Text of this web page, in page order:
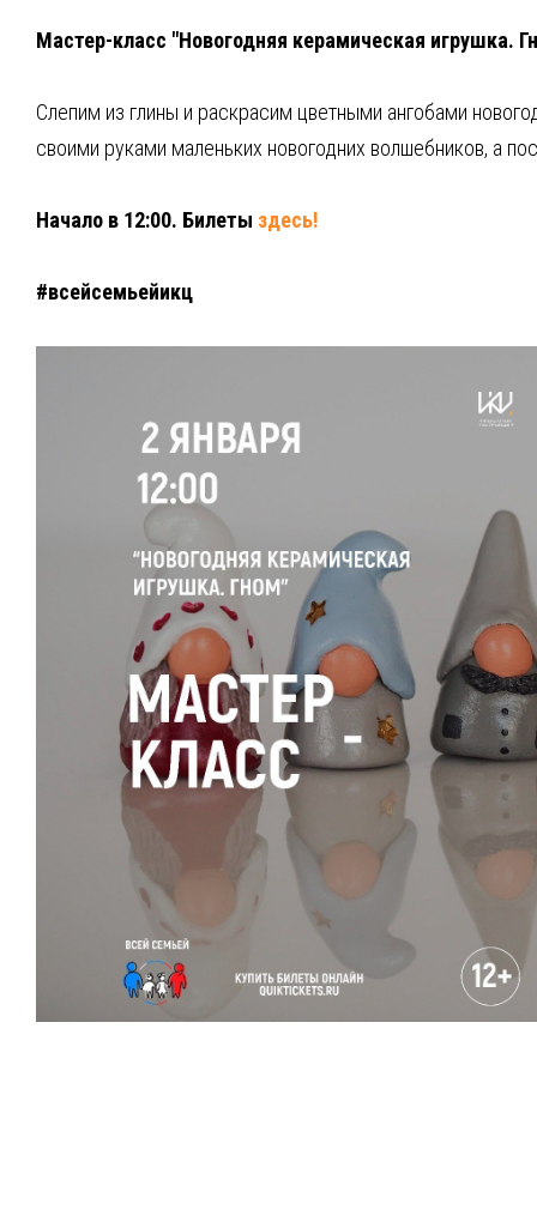
Мастер-класс "Новогодняя керамическая игрушка.
Слепим из глины и раскрасим цветными ангобами
своими руками маленьких новогодних волшебников, а
Начало в 12:00. Билеты здесь!
#всейсемьейикц